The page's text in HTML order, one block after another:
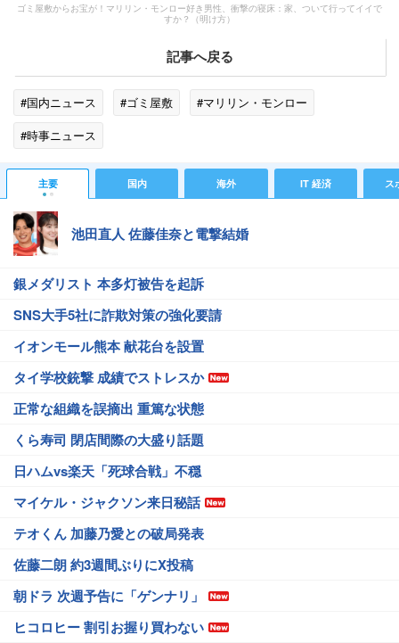
ゴミ屋敷からお宝が！マリリン・モンロー好き男性、衝撃の寝床：家、ついて行ってイイで
すか？（明け方）
記事へ戻る
#国内ニュース #ゴミ屋敷
#マリリン・モンロー
#時事ニュース
主要 国内 海外 IT 経済 ス
池田直人 佐藤佳奈と電撃結婚
銀メダリスト 本多灯被告を起訴
SNS大手5社に詐欺対策の強化要請
イオンモール熊本 献花台を設置
タイ学校銃撃 成績でストレスか
正常な組織を誤摘出 重篤な状態
くら寿司 閉店間際の大盛り話題
日ハムvs楽天「死球合戦」不穏
マイケル・ジャクソン来日秘話
テオくん 加藤乃愛との破局発表
佐藤二朗 約3週間ぶりにX投稿
朝ドラ 次週予告に「ゲンナリ」
ヒコロヒー 割引お握り買わない